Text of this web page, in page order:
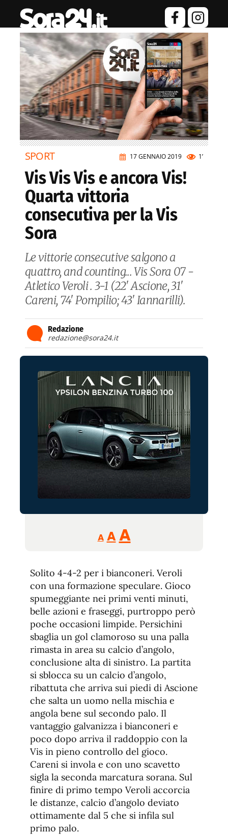
17 GENNAIO 2019 1’
SPORT
Vis Vis Vis e ancora Vis!
Quarta vittoria
consecutiva per la Vis
Sora
Le vittorie consecutive salgono a
quattro, and counting... Vis Sora 07 -
Atletico Veroli . 3-1 (22' Ascione, 31'
Careni, 74' Pompilio; 43' Iannarilli).
Redazione
redazione@sora24.it
A
Reducir
tamaño
A Restablecer
fuente
AAumentar
de
fuente.
Solito 4-4-2 per i bianconeri. Veroli
con una formazione speculare. Gioco
spumeggiante nei primi venti minuti,
belle azioni e fraseggi, purtroppo però
poche occasioni limpide. Persichini
sbaglia un gol clamoroso su una palla
rimasta in area su calcio d’angolo,
conclusione alta di sinistro. La partita
si sblocca su un calcio d’angolo,
ribattuta che arriva sui piedi di Ascione
che salta un uomo nella mischia e
angola bene sul secondo palo. Il
vantaggio galvanizza i bianconeri e
poco dopo arriva il raddoppio con la
Vis in pieno controllo del gioco.
Careni si invola e con uno scavetto
sigla la seconda marcatura sorana. Sul
finire di primo tempo Veroli accorcia
le distanze, calcio d’angolo deviato
ottimamente dal 5 che si infila sul
primo palo.